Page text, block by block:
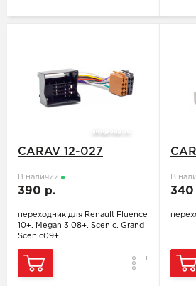
CARAV 12-027
В наличии
390 р.
переходник для Renault Fluence
10+, Megan 3 08+, Scenic, Grand
Scenic09+
Сравнение
В
340